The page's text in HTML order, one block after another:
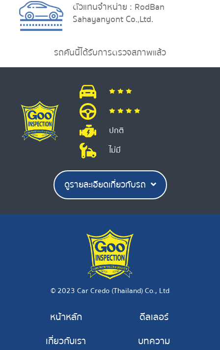
ตัวแทนจำหน่าย : RodBan
Sahayanyont Co.,Ltd.
รถคันนี้ได้รับการตรวจสภาพแล้ว
ปกติ
ไม่มี
ดูรายละเอียดเกี่ยวกับรถ
© 2023 Car Credo (Thailand) Co., Ltd
หน้าหลัก
เกี่ยวกับเรา
ดีลเลอร์
บทความ